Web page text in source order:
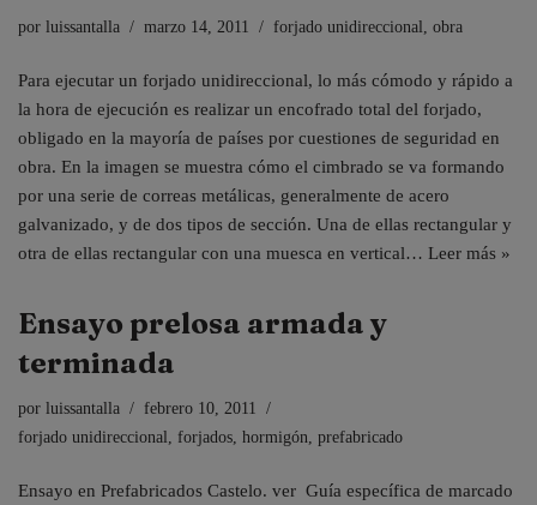
por luissantalla marzo 14, 2011 forjado unidireccional, obra
Para ejecutar un forjado unidireccional, lo más cómodo y rápido a
la hora de ejecución es realizar un encofrado total del forjado,
obligado en la mayoría de países por cuestiones de seguridad en
obra. En la imagen se muestra cómo el cimbrado se va formando
por una serie de correas metálicas, generalmente de acero
galvanizado, y de dos tipos de sección. Una de ellas rectangular y
otra de ellas rectangular con una muesca en vertical… Leer más »
Ensayo prelosa armada y
terminada
por luissantalla
febrero 10, 2011
forjado unidireccional, forjados, hormigón, prefabricado
Ensayo en Prefabricados Castelo. ver Guía específica de marcado